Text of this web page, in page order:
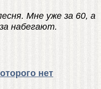
Мне уже за 60, а
набегают.
нет